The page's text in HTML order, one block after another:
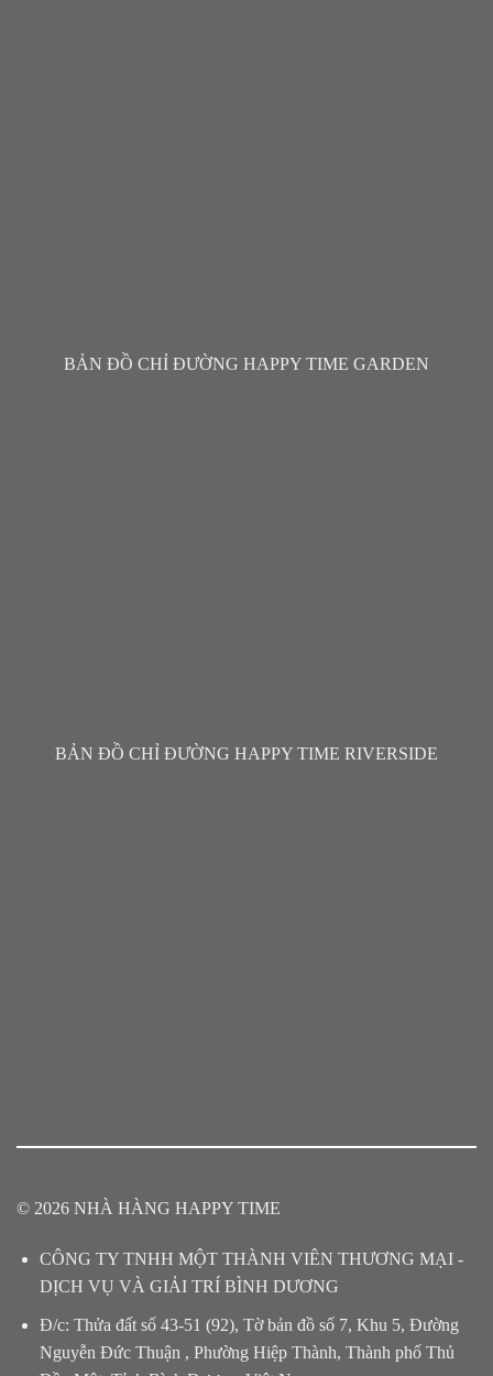
BẢN ĐỒ CHỈ ĐƯỜNG HAPPY TIME GARDEN
BẢN ĐỒ CHỈ ĐƯỜNG HAPPY TIME RIVERSIDE
© 2026 NHÀ HÀNG HAPPY TIME
CÔNG TY TNHH MỘT THÀNH VIÊN THƯƠNG MẠI -
DỊCH VỤ VÀ GIẢI TRÍ BÌNH DƯƠNG
Đ/c: Thửa đất số 43-51 (92), Tờ bản đồ số 7, Khu 5, Đường
Nguyễn Đức Thuận , Phường Hiệp Thành, Thành phố Thủ